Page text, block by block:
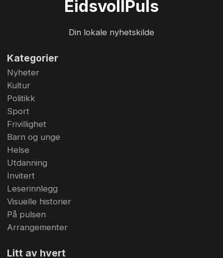
EidsvollPuls
Din lokale nyhetskilde
Kategorier
Nyheter
Kultur
Politikk
Sport
Frivillighet
Barn og unge
Helse
Utdanning
Invitert
Leserinnlegg
Visuelle historier
På pulsen
Arrangementer
Litt av hvert